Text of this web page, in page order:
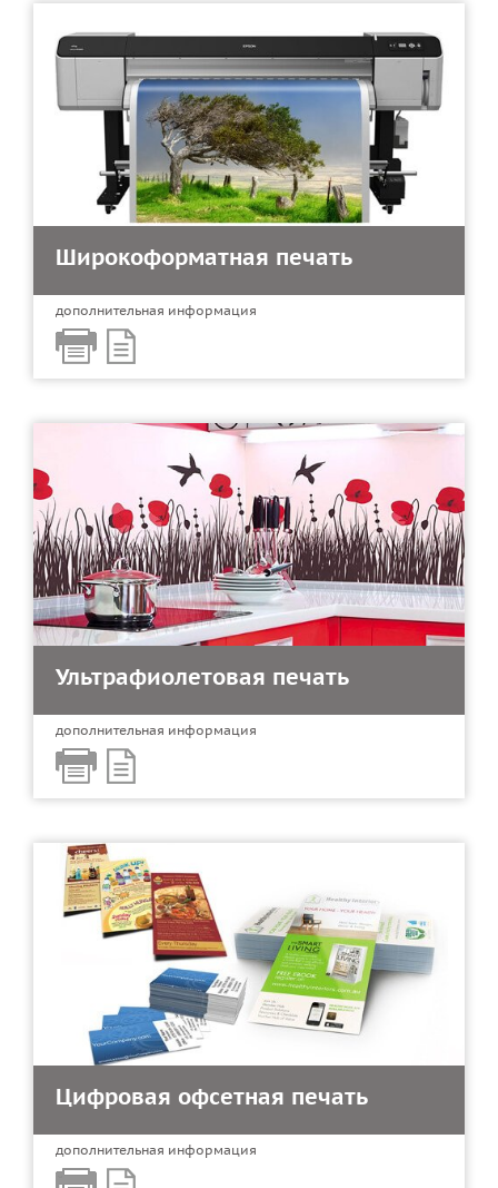
Широкоформатная печать
дополнительная информация
Ультрафиолетовая печать
дополнительная информация
Цифровая офсетная печать
дополнительная информация